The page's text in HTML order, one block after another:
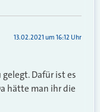
13.02.2021 um 16:12 Uhr
Dafür ist es
hätte man ihr die